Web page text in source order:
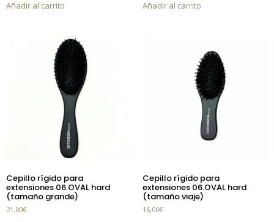
Añadir al carrito Añadir al carrito
Cepillo rígido para
extensiones 06.OVAL hard
(tamaño grande)
21,00€
Cepillo rígido para
extensiones 06.OVAL hard
(tamaño viaje)
16,00€